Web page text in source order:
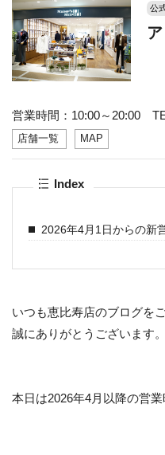
公
営業時間：10:00～20:00
店舗一覧 MAP
Index
2026年4月1日からの新
いつも恵比寿店のブログを
誠にありがとうございます。
本日は2026年4月以降の営業